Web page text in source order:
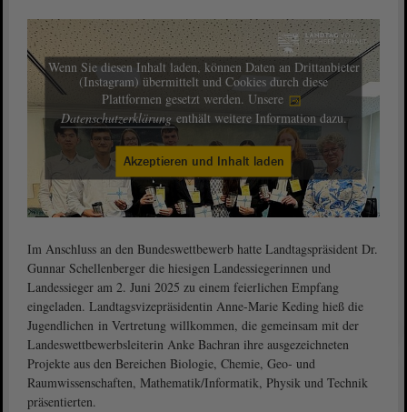
Wenn Sie diesen Inhalt laden, können Daten an Drittanbieter
(Instagram) übermittelt und Cookies durch diese
Plattformen gesetzt werden. Unsere
Datenschutzerklärung enthält weitere Information dazu.
Akzeptieren und Inhalt laden
Im Anschluss an den Bundeswettbewerb hatte Landtagspräsident Dr.
Gunnar Schellenberger die hiesigen Landessiegerinnen und
Landessieger am 2. Juni 2025 zu einem feierlichen Empfang
eingeladen. Landtagsvizepräsidentin Anne-Marie Keding hieß die
Jugendlichen in Vertretung willkommen, die gemeinsam mit der
Landeswettbewerbsleiterin Anke Bachran ihre ausgezeichneten
Projekte aus den Bereichen Biologie, Chemie, Geo- und
Raumwissenschaften, Mathematik/Informatik, Physik und Technik
präsentierten.